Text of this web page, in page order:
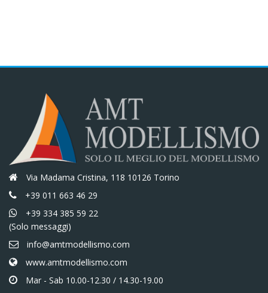
Via Madama Cristina, 118 10126 Torino
+39 011 663 46 29
+39 334 385 59 22
(Solo messaggi)
info@amtmodellismo.com
www.amtmodellismo.com
Mar - Sab 10.00-12.30 / 14.30-19.00